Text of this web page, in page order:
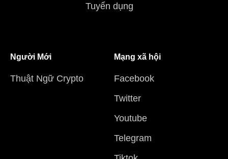
Tuyển dụng
Người Mới
Thuật Ngữ Crypto
Mạng xã hội
Facebook
Twitter
Youtube
Telegram